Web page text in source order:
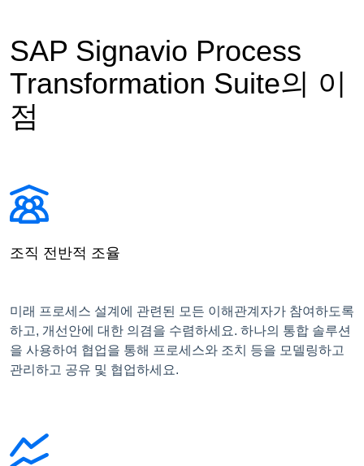
SAP Signavio Process
Transformation Suite의 이
점
조직 전반적 조율
미래 프로세스 설계에 관련된 모든 이해관계자가 참여하도록
하고, 개선안에 대한 의겸을 수렴하세요. 하나의 통합 솔루션
을 사용하여 협업을 통해 프로세스와 조치 등을 모델링하고
관리하고 공유 및 협업하세요.